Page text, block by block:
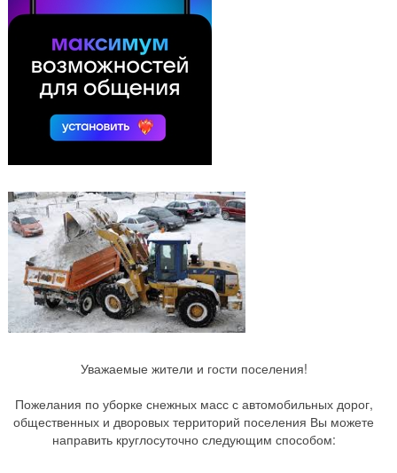
Уважаемые жители и гости поселения!
Пожелания по уборке снежных масс с автомобильных дорог,
общественных и дворовых территорий поселения Вы можете
направить круглосуточно следующим способом: